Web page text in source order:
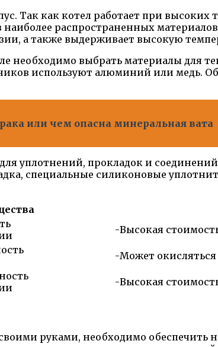
Так как котел работает при высоких
распространенных
а также выдерживает высокую
необходимо выбрать материалы для
используют алюминий или медь.
или чем опасна минеральная вата
уплотнений, прокладок и соединений
специальные силиконовые
-Высокая
-Может
-Высокая
руками, необходимо